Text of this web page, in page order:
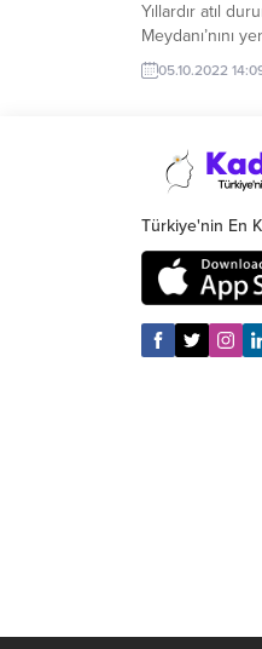
Yıllardır atıl
Meydanı’nını
standartlarına
“Çeşmemiz’e
Meydanı’ndan
05.10.2022
Türkiye'nin En